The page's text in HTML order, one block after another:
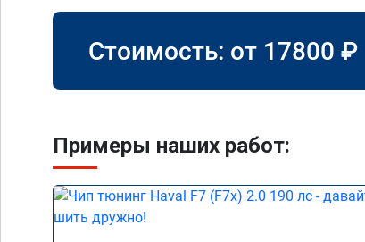
Стоимость: от 17800 ₽
Примеры наших работ: